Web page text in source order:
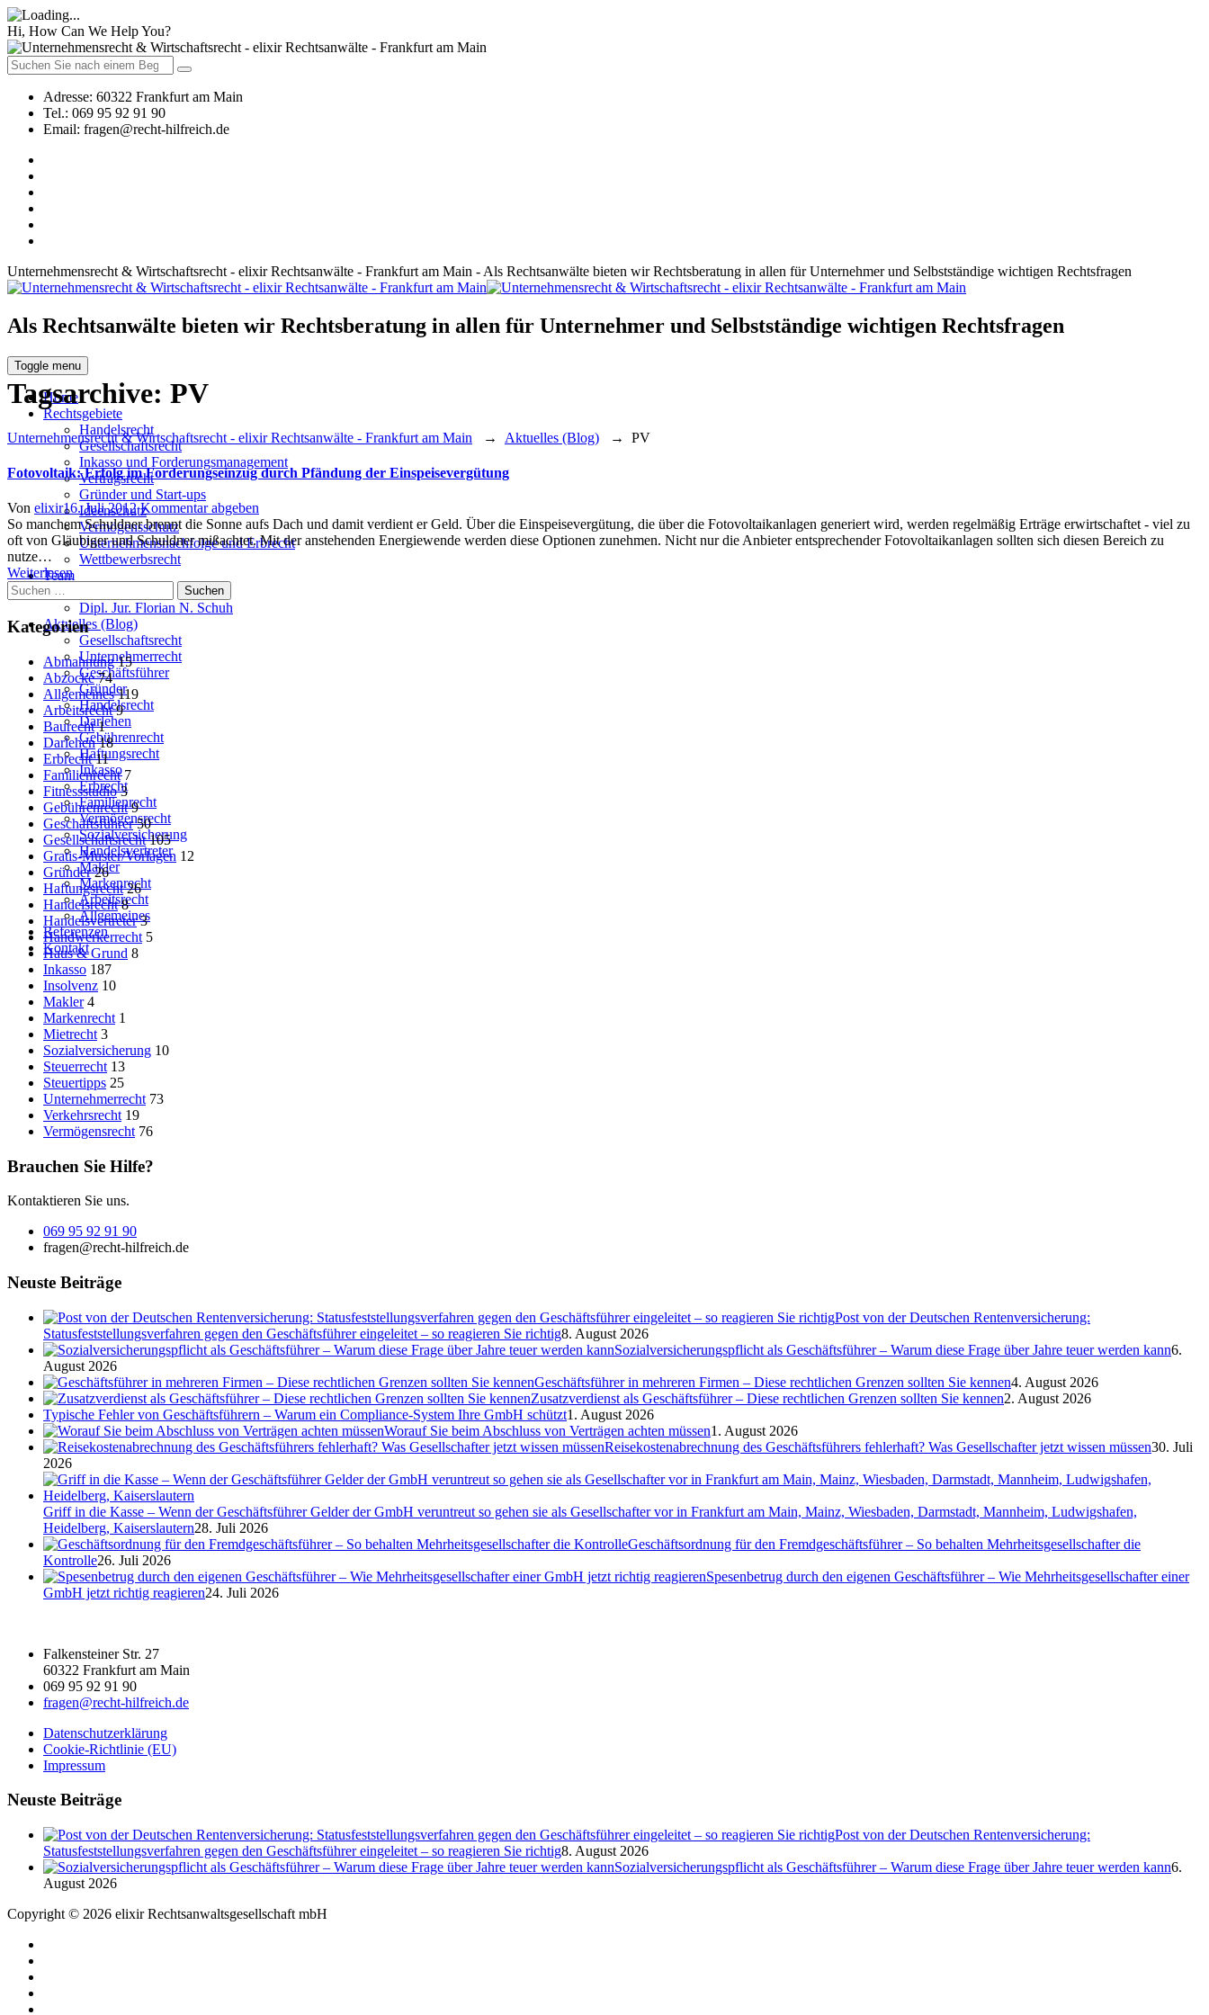
Hi, How Can We Help You?
Adresse: 60322 Frankfurt am Main
Tel.: 069 95 92 91 90
Email: fragen@recht-hilfreich.de
Unternehmensrecht & Wirtschaftsrecht - elixir Rechtsanwälte - Frankfurt am Main - Als Rechtsanwälte bieten wir Rechtsberatung in allen für Unternehmer und Selbstständige wichtigen Rechtsfragen
Als Rechtsanwälte bieten wir Rechtsberatung in allen für Unternehmer und Selbstständige wichtigen Rechtsfragen
Toggle menu
Home
Rechtsgebiete
Handelsrecht
Gesellschaftsrecht
Inkasso und Forderungsmanagement
Vertragsrecht
Gründer und Start-ups
Ideenschutz
Vermögensschutz
Unternehmensnachfolge und Erbrecht
Wettbewerbsrecht
Team
Dipl. Jur. Florian N. Schuh
Aktuelles (Blog)
Gesellschaftsrecht
Unternehmerrecht
Geschäftsführer
Gründer
Handelsrecht
Darlehen
Gebührenrecht
Haftungsrecht
Inkasso
Erbrecht
Familienrecht
Vermögensrecht
Sozialversicherung
Handelsvertreter
Makler
Markenrecht
Arbeitsrecht
Allgemeines
Referenzen
Kontakt
Tagsarchive: PV
Unternehmensrecht & Wirtschaftsrecht - elixir Rechtsanwälte - Frankfurt am Main → Aktuelles (Blog) → PV
Fotovoltaik: Erfolg im Forderungseinzug durch Pfändung der Einspeisevergütung
Author
Von elixirPosted
on
16. Juli 2012 Kommentar abgeben
So manchem Schuldner brennt die Sonne aufs Dach und damit verdient er Geld. Über die Einspeisevergütung, die über die Fotovoltaikanlagen generiert wird, werden regelmäßig Erträge erwirtschaftet - viel zu
oft von Gläubiger und Schuldner mißachtet. Mit der anstehenden Energiewende werden diese Optionen zunehmen. Nicht nur die Anbieter entsprechender Fotovoltaikanlagen sollten sich diesen Bereich zu
nutze…
Weiterlesen
Suchen
nach:
Kategorien
Abmahnung 15
Abzocke 74
Allgemeines 119
Arbeitsrecht 9
Baurecht 1
Darlehen 18
Erbrecht 11
Familienrecht 7
Fitnessstudio 3
Gebührenrecht 9
Geschäftsführer 50
Gesellschaftsrecht 105
Gratis-Muster/Vorlagen 12
Gründer 26
Haftungsrecht 26
Handelsrecht 8
Handelsvertreter 3
Handwerkerrecht 5
Haus & Grund 8
Inkasso 187
Insolvenz 10
Makler 4
Markenrecht 1
Mietrecht 3
Sozialversicherung 10
Steuerrecht 13
Steuertipps 25
Unternehmerrecht 73
Verkehrsrecht 19
Vermögensrecht 76
Brauchen Sie Hilfe?
Kontaktieren Sie uns.
069 95 92 91 90
fragen@recht-hilfreich.de
Neuste Beiträge
Post von der Deutschen Rentenversicherung:
Statusfeststellungsverfahren gegen den Geschäftsführer eingeleitet – so reagieren Sie richtig8. August 2026
Sozialversicherungspflicht als Geschäftsführer – Warum diese Frage über Jahre teuer werden kann6.
August 2026
Geschäftsführer in mehreren Firmen – Diese rechtlichen Grenzen sollten Sie kennen4. August 2026
Zusatzverdienst als Geschäftsführer – Diese rechtlichen Grenzen sollten Sie kennen2. August 2026
Typische Fehler von Geschäftsführern – Warum ein Compliance-System Ihre GmbH schützt1. August 2026
Worauf Sie beim Abschluss von Verträgen achten müssen1. August 2026
Reisekostenabrechnung des Geschäftsführers fehlerhaft? Was Gesellschafter jetzt wissen müssen30. Juli
2026
Griff in die Kasse – Wenn der Geschäftsführer Gelder der GmbH veruntreut so gehen sie als Gesellschafter vor in Frankfurt am Main, Mainz, Wiesbaden, Darmstadt, Mannheim, Ludwigshafen,
Heidelberg, Kaiserslautern28. Juli 2026
Geschäftsordnung für den Fremdgeschäftsführer – So behalten Mehrheitsgesellschafter die
Kontrolle26. Juli 2026
Spesenbetrug durch den eigenen Geschäftsführer – Wie Mehrheitsgesellschafter einer
GmbH jetzt richtig reagieren24. Juli 2026
Falkensteiner Str. 27
60322 Frankfurt am Main
069 95 92 91 90
fragen@recht-hilfreich.de
Datenschutzerklärung
Cookie-Richtlinie (EU)
Impressum
Neuste Beiträge
Post von der Deutschen Rentenversicherung:
Statusfeststellungsverfahren gegen den Geschäftsführer eingeleitet – so reagieren Sie richtig8. August 2026
Sozialversicherungspflicht als Geschäftsführer – Warum diese Frage über Jahre teuer werden kann6.
August 2026
Copyright © 2026 elixir Rechtsanwaltsgesellschaft mbH